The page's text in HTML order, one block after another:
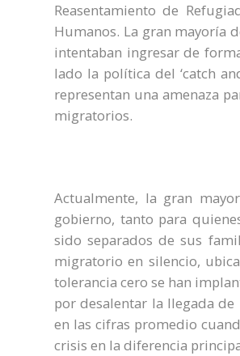
Reasentamiento de
Humanos. La gran mayoría
intentaban ingresar de
lado la política del ‘catch
representan una amenaza
migratorios.
Actualmente, la gran
gobierno, tanto para
sido separados de sus
migratorio en silencio,
tolerancia cero se han
por desalentar la llegada
en las cifras promedio
crisis en la diferencia